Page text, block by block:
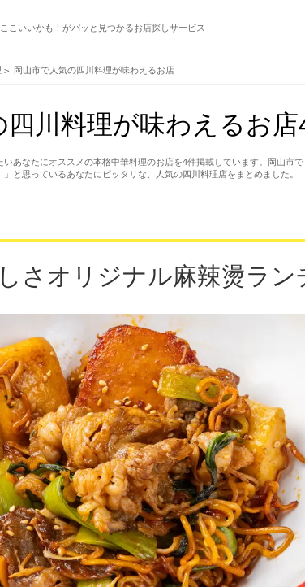
ここいいかも！がパッと見つかるお店探しサービス
岡山市で人気の四川料理が味わえるお店
四川料理が味わえるお店
あなたにオススメの本格中華料理のお店を4件掲載しています。岡山市
と思っているあなたにピッタリな、人気の四川料理店をまとめました。
さオリジナル麻辣燙ラン